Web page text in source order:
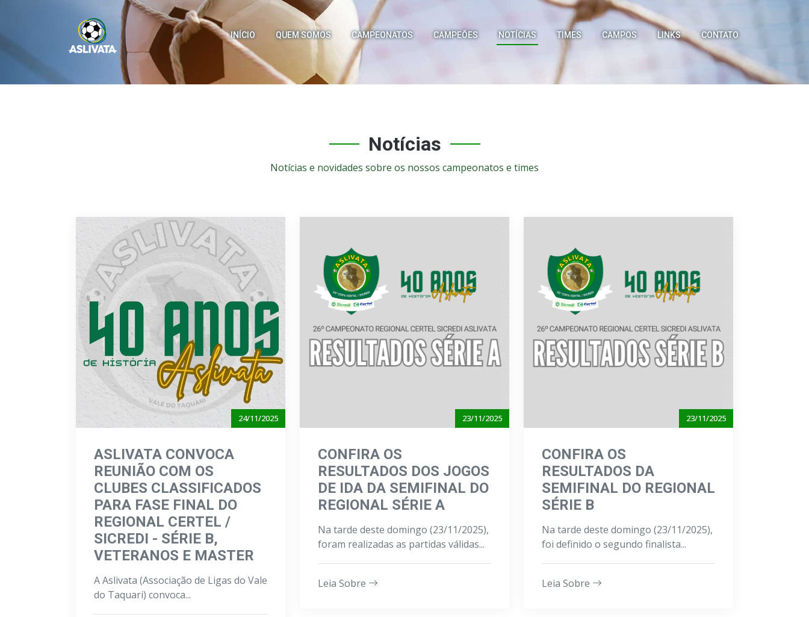
INÍCIO QUEM SOMOS CAMPEONATOS CAMPEÕES NOTÍCIAS TIMES CAMPOS LINKS CONTATO
Notícias
Notícias e novidades sobre os nossos campeonatos e times
24/11/2025
ASLIVATA CONVOCA
REUNIÃO COM OS
CLUBES CLASSIFICADOS
PARA FASE FINAL DO
REGIONAL CERTEL /
SICREDI - SÉRIE B,
VETERANOS E MASTER
A Aslivata (Associação de Ligas do Vale
do Taquari) convoca...
23/11/2025
CONFIRA OS
RESULTADOS DOS JOGOS
DE IDA DA SEMIFINAL DO
REGIONAL SÉRIE A
Na tarde deste domingo (23/11/2025),
foram realizadas as partidas válidas...
Leia Sobre
23/11/2025
CONFIRA OS
RESULTADOS DA
SEMIFINAL DO REGIONAL
SÉRIE B
Na tarde deste domingo (23/11/2025),
foi definido o segundo finalista...
Leia Sobre